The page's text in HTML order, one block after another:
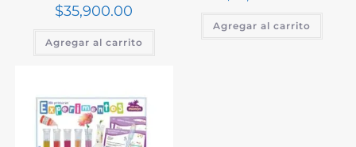
$35,900.00
Agregar al carrito
Agregar al carrito